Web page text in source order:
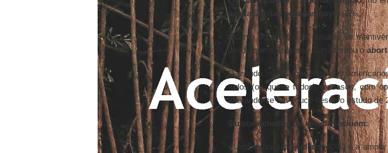
aceitação das pessoas gays
: 83%.
Quanto ao aborto, as atitudes se
desde que a Suprema Corte tornou o
O estudo mostra que 53% dos
todos (ou quase todos) os casos, com
alterando-se um pouco desde o estudo de
Outros achados do estudo incluem:
• Uma minoria dejudeus(40%) e a ampla